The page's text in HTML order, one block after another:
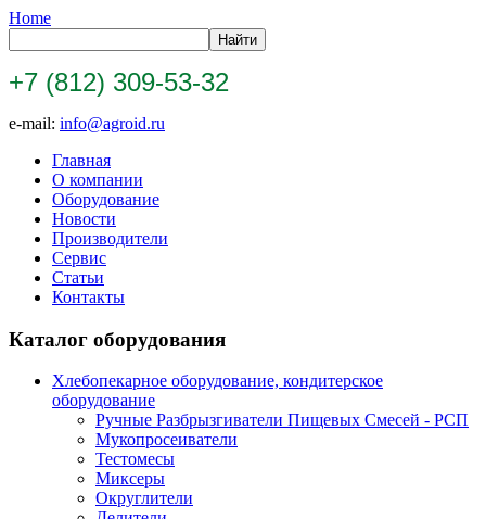
Home
+7 (812) 309-53-32
e-mail: info@agroid.ru
Главная
О компании
Оборудование
Новости
Производители
Сервис
Статьи
Контакты
Каталог оборудования
Хлебопекарное оборудование, кондитерское
оборудование
Ручные Разбрызгиватели Пищевых Смесей - РСП
Мукопросеиватели
Тестомесы
Миксеры
Округлители